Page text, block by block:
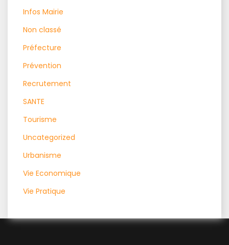
Infos Mairie
Non classé
Préfecture
Prévention
Recrutement
SANTE
Tourisme
Uncategorized
Urbanisme
Vie Economique
Vie Pratique